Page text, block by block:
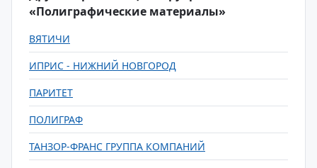
«Полиграфические материалы»
ВЯТИЧИ
ИПРИС - НИЖНИЙ НОВГОРОД
ПАРИТЕТ
ПОЛИГРАФ
ТАНЗОР-ФРАНС ГРУППА КОМПАНИЙ